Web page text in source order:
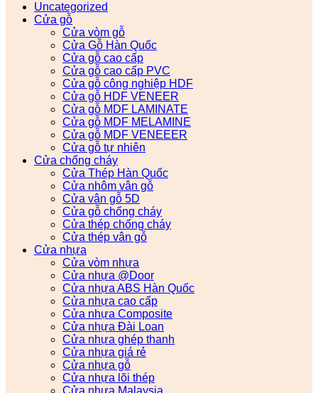
Uncategorized
Cửa gỗ
Cửa vòm gỗ
Cửa Gỗ Hàn Quốc
Cửa gỗ cao cấp
Cửa gỗ cao cấp PVC
Cửa gỗ công nghiệp HDF
Cửa gỗ HDF VENEER
Cửa gỗ MDF LAMINATE
Cửa gỗ MDF MELAMINE
Cửa gỗ MDF VENEEER
Cửa gỗ tự nhiên
Cửa chống cháy
Cửa Thép Hàn Quốc
Cửa nhôm vân gỗ
Cửa vân gỗ 5D
Cửa gỗ chống cháy
Cửa thép chống cháy
Cửa thép vân gỗ
Cửa nhựa
Cửa vòm nhựa
Cửa nhựa @Door
Cửa nhựa ABS Hàn Quốc
Cửa nhựa cao cấp
Cửa nhựa Composite
Cửa nhựa Đài Loan
Cửa nhựa ghép thanh
Cửa nhựa giá rẻ
Cửa nhựa gỗ
Cửa nhựa lõi thép
Cửa nhựa Malaysia